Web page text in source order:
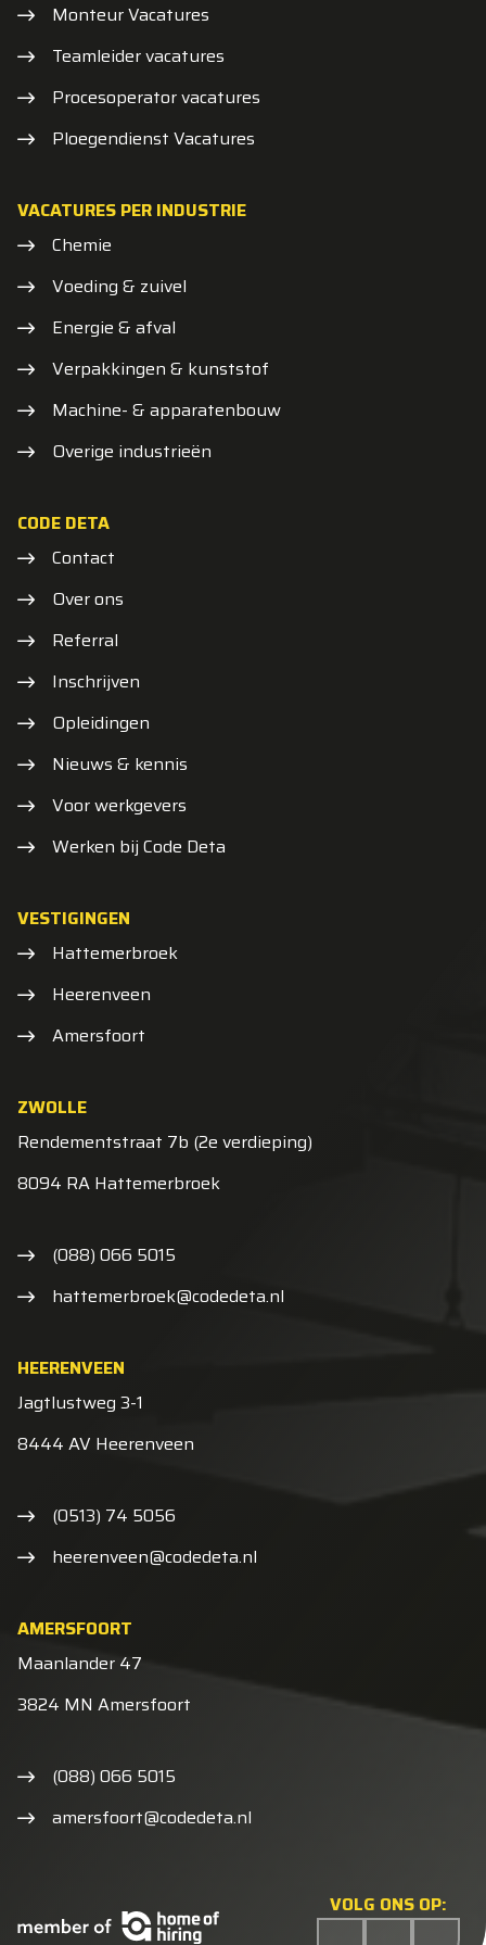
VOLG ONS OP:
Monteur Vacatures
Teamleider vacatures
Procesoperator vacatures
Ploegendienst Vacatures
VACATURES PER INDUSTRIE
Chemie
Voeding & zuivel
Energie & afval
Verpakkingen & kunststof
Machine- & apparatenbouw
Overige industrieën
CODE DETA
Contact
Over ons
Referral
Inschrijven
Opleidingen
Nieuws & kennis
Voor werkgevers
Werken bij Code Deta
VESTIGINGEN
Hattemerbroek
Heerenveen
Amersfoort
ZWOLLE
Rendementstraat 7b (2e verdieping)
8094 RA Hattemerbroek
(088) 066 5015
hattemerbroek@codedeta.nl
HEERENVEEN
Jagtlustweg 3-1
8444 AV Heerenveen
(0513) 74 5056
heerenveen@codedeta.nl
AMERSFOORT
Maanlander 47
3824 MN Amersfoort
(088) 066 5015
amersfoort@codedeta.nl